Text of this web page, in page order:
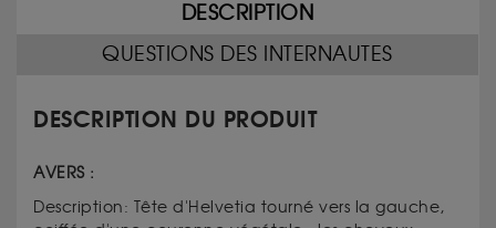
DESCRIPTION
QUESTIONS DES INTERNAUTES
DESCRIPTION DU PRODUIT
AVERS :
Description: Tête d'Helvetia tourné vers la gauche,